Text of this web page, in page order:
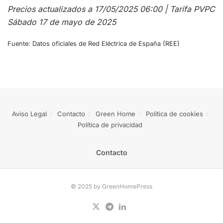
Precios actualizados a 17/05/2025 06:00 | Tarifa PVPC
Sábado 17 de mayo de 2025
Fuente: Datos oficiales de Red Eléctrica de España (REE)
Aviso Legal Contacto Green Home
Política de cookies
Política de privacidad
Contacto
© 2025 by GreenHomePress